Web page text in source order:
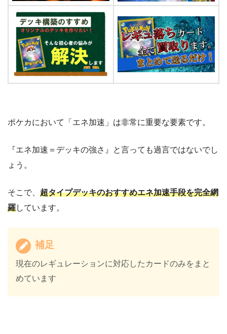
ポケカにおいて「エネ加速」は非常に重要な要素です。
『エネ加速＝デッキの強さ』と言っても過言ではないでし
ょう。
そこで、 超タイプデッキのおすすめエネ加速手段を完全網
羅しています。
補足
現在のレギュレーションに対応したカードのみをまと
めています